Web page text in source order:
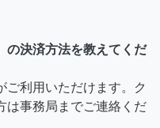
の決済方法を教えてくだ
ご利用いただけます。ク
は事務局までご連絡くだ